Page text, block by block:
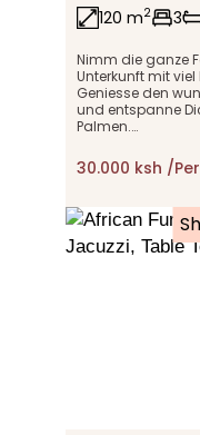
120 m2 3
Nimm die ganze
Unterkunft mit
Geniesse den
und entspanne
Palmen.
Das stillvoll
Personen
Essbereich auf
Urlaub perfekt!
30.000 ksh /